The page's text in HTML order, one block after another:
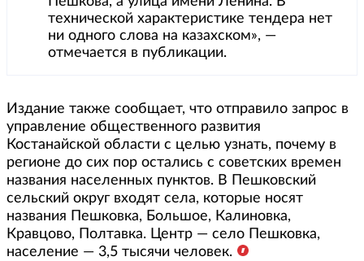
технической характеристике тендера нет
ни одного слова на казахском», —
отмечается в публикации.
Издание также сообщает, что отправило запрос в
управление общественного развития
Костанайской области с целью узнать, почему в
регионе до сих пор остались с советских времен
названия населенных пунктов. В Пешковский
сельский округ входят села, которые носят
названия Пешковка, Большое, Калиновка,
Кравцово, Полтавка. Центр — село Пешковка,
население — 3,5 тысячи человек.